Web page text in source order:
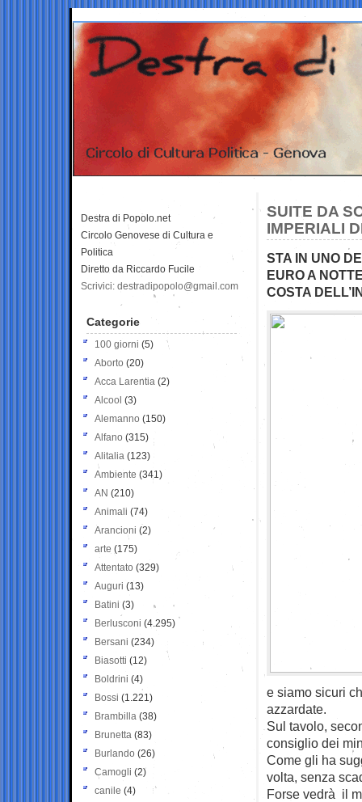
SUITE DA
IMPERIALI
STA IN UNO
EURO A
COSTA
e siamo sicuri
azzardate.
Sul tavolo,
consiglio dei
Come gli ha
volta, senza
Forse vedrà il
Destra di Popolo.net
Circolo Genovese di Cultura e
Politica
Diretto da Riccardo Fucile
Scrivici: destradipopolo@gmail.com
Categorie
100 giorni (5)
Aborto (20)
Acca Larentia (2)
Alcool (3)
Alemanno (150)
Alfano (315)
Alitalia (123)
Ambiente (341)
AN (210)
Animali (74)
Arancioni (2)
arte (175)
Attentato (329)
Auguri (13)
Batini (3)
Berlusconi (4.295)
Bersani (234)
Biasotti (12)
Boldrini (4)
Bossi (1.221)
Brambilla (38)
Brunetta (83)
Burlando (26)
Camogli (2)
canile (4)